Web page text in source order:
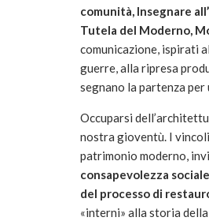
comunità, Insegnare
Tutela del Moderno,
comunicazione, ispirati
guerre, alla ripresa
segnano la partenza
Occuparsi
nostra gioventù. I
patrimonio moderno,
consapevolezza
del processo di
«interni» alla storia